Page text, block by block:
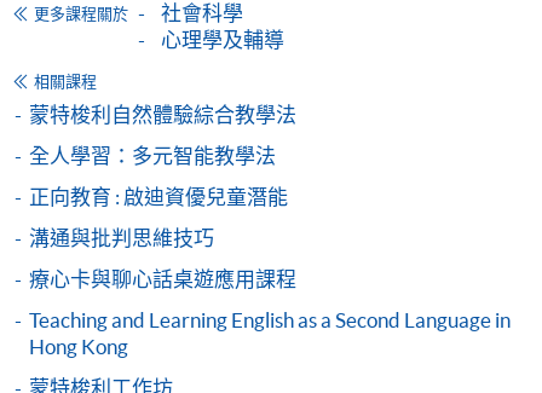
交下期學費的學員，提供網上服務，如學員就讀的課
程設有此服務，課程負責人會通知學員有關程序。
網上支付可通過「繳費靈」(PPS) (不適用於手機)、
VISA 或 Mastercard、「微信支付」(Online WeChat
Pay) 、「支付寶」(Online Alipay) 或 「轉數快」(FPS)
繳付學費。
親身報名/郵遞
報讀新課程
更多課程關於
社會科學
心理學及輔導
相關課程
蒙特梭利自然體驗綜合教學法
全人學習：多元智能教學法
正向教育 : 啟迪資優兒童潛能
溝通與批判思維技巧
療心卡與聊心話桌遊應用課程
Teaching and Learning English as a Second Language in
Hong Kong
蒙特梭利工作坊